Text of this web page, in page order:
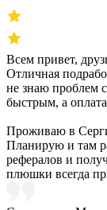
Всем привет,
Отличная
не знаю проблем
быстрым, а
Проживаю в
Планирую и там
рефералов и
плюшки всегда